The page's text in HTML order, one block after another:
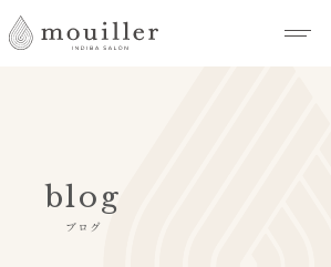
blog
ブログ